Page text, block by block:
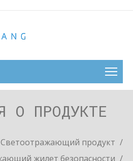
О ПРОДУКТЕ
Светоотражающий продукт /
жилет безопасности /